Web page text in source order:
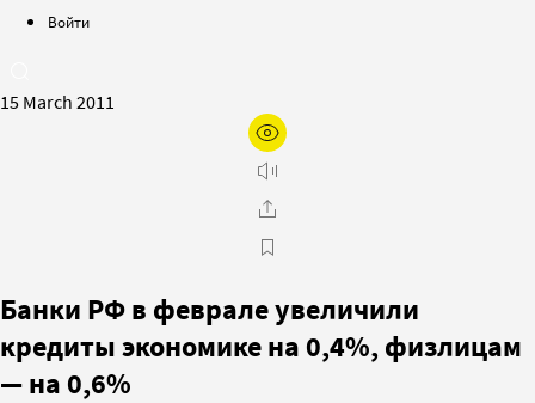
Войти
15 March 2011
Банки РФ в феврале увеличили
кредиты экономике на 0,4%, физлицам
— на 0,6%